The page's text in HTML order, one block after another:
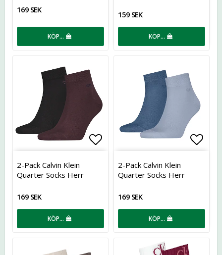
169 SEK
KÖP…
159 SEK
KÖP…
Lägg till i favoritlistan
2-Pack Calvin Klein
Quarter Socks Herr
169 SEK
KÖP…
2-Pack Calvin Klein
Quarter Socks Herr
169 SEK
KÖP…